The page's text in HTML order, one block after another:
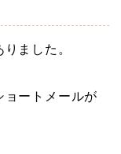
ました。
ョートメールが